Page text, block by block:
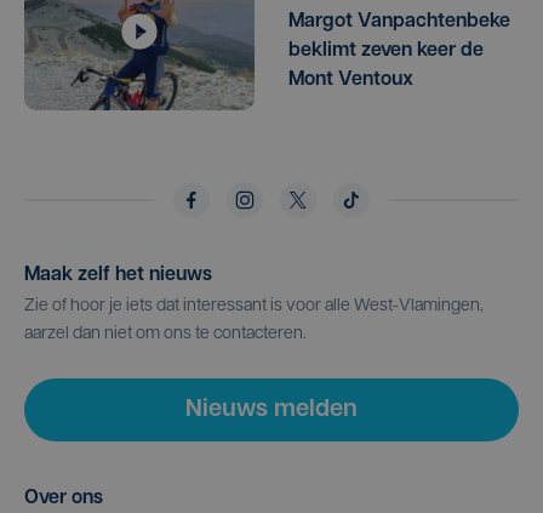
Margot Vanpachtenbeke
beklimt zeven keer de
Mont Ventoux
Maak zelf het nieuws
Zie of hoor je iets dat interessant is voor alle West-Vlamingen,
aarzel dan niet om ons te contacteren.
Nieuws melden
Over ons